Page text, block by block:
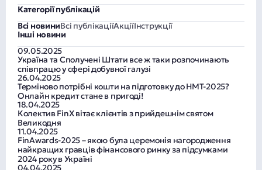
Категорії публікацій
Всі новиниВсі публікаціїАкціїІнструкції
Інші новини
09.05.2025
Україна та Сполучені Штати все ж таки розпочинають
співпрацю у сфері добувної галузі
26.04.2025
Терміново потрібні кошти на підготовку до НМТ-2025?
Онлайн кредит стане в пригоді!
18.04.2025
Колектив FinX вітає клієнтів з прийдешнім святом
Великодня
11.04.2025
FinAwards-2025 – якою була церемонія нагородження
найкращих гравців фінансового ринку за підсумками
2024 року в Україні
04.04.2025